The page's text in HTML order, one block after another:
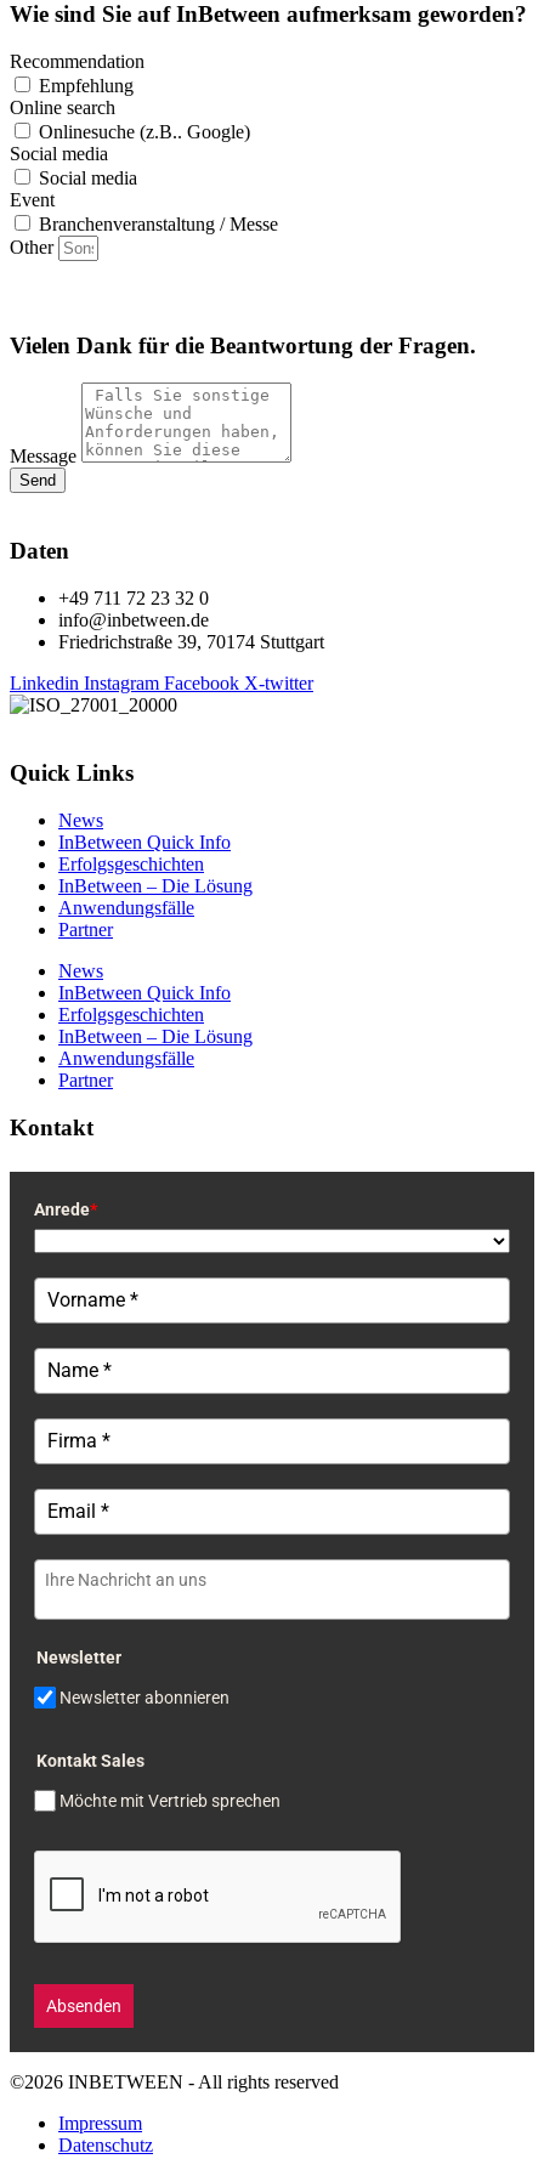
Wie sind Sie auf InBetween aufmerksam geworden?
Recommendation
Empfehlung
Online search
Onlinesuche (z.B.. Google)
Social media
Social media
Event
Branchenveranstaltung / Messe
Other
Vielen Dank für die Beantwortung der Fragen.
Message
Send
Daten
+49 711 72 23 32 0
info@inbetween.de
Friedrichstraße 39, 70174 Stuttgart
Linkedin Instagram Facebook X-twitter
Quick Links
News
InBetween Quick Info
Erfolgsgeschichten
InBetween – Die Lösung
Anwendungsfälle
Partner
News
InBetween Quick Info
Erfolgsgeschichten
InBetween – Die Lösung
Anwendungsfälle
Partner
Kontakt
Anrede*
Newsletter
Newsletter abonnieren
Kontakt Sales
Möchte mit Vertrieb sprechen
Absenden
©2026 INBETWEEN - All rights reserved
Impressum
Datenschutz